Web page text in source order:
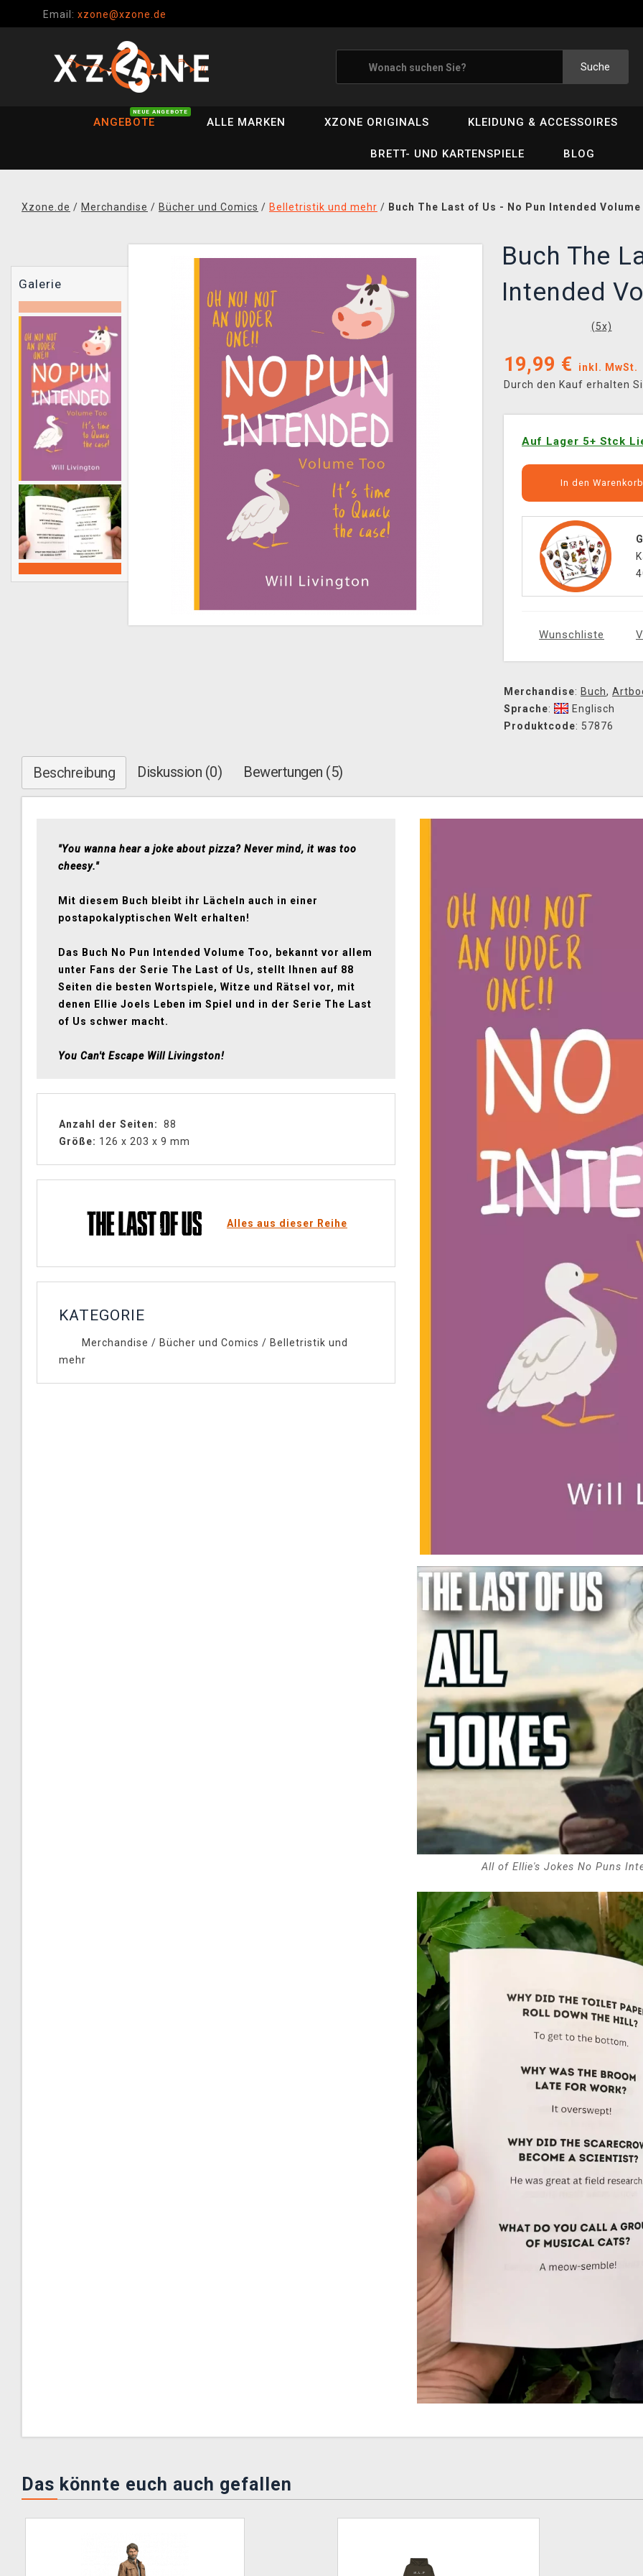
Email: xzone@xzone.de
Suche
ANGEBOTE
NEUE ANGEBOTE
ALLE MARKEN XZONE ORIGINALS KLEIDUNG & ACCESSOIRES
BRETT- UND KARTENSPIELE BLOG
Xzone.de / Merchandise / Bücher und Comics / Belletristik und mehr / Buch The Last of Us - No Pun Intended
Galerie
Buch The
Intended
(5x)
19,99 €
inkl. MwSt.
Durch den Kauf erhalten
Auf Lager 5+ Stck
In den Warenkorb
Wunschliste
Merchandise: Buch,
Sprache:
Englisch
Produktcode: 57876
Beschreibung Diskussion (0) Bewertungen (5)
"You wanna hear a joke about pizza? Never mind, it was too
cheesy."
Mit diesem Buch bleibt ihr Lächeln auch in einer
postapokalyptischen Welt erhalten!
Das Buch No Pun Intended Volume Too, bekannt vor allem
unter Fans der Serie The Last of Us, stellt Ihnen auf 88
Seiten die besten Wortspiele, Witze und Rätsel vor, mit
denen Ellie Joels Leben im Spiel und in der Serie The Last
of Us schwer macht.
You Can't Escape Will Livingston!
Anzahl der Seiten:
88
Größe: 126 x 203 x 9 mm
Alles aus dieser Reihe
KATEGORIE
Merchandise / Bücher und Comics / Belletristik und
mehr
All of Ellie's Jokes No Puns
Das könnte euch auch gefallen